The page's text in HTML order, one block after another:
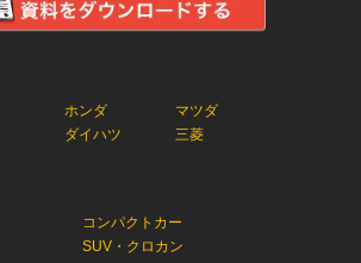
ホンダ
マツダ
ダイハツ 三菱
コンパクトカー
SUV・クロカン